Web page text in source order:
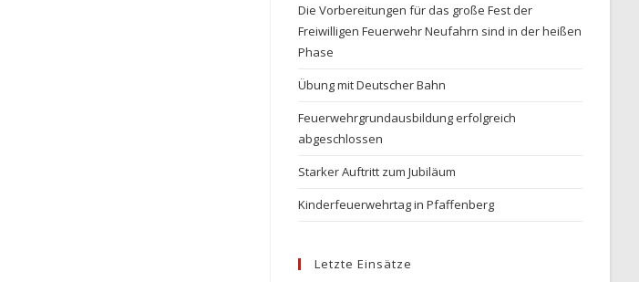
Die Vorbereitungen für das große Fest der
Freiwilligen Feuerwehr Neufahrn sind in der heißen
Phase
Übung mit Deutscher Bahn
Feuerwehrgrundausbildung erfolgreich
abgeschlossen
Starker Auftritt zum Jubiläum
Kinderfeuerwehrtag in Pfaffenberg
Letzte Einsätze